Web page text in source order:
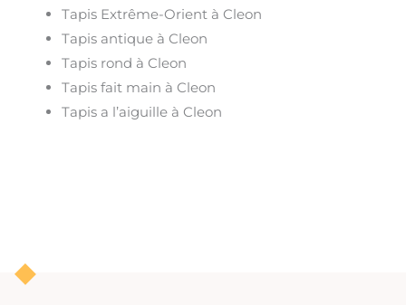
Tapis Extrême-Orient à Cleon
Tapis antique à Cleon
Tapis rond à Cleon
Tapis fait main à Cleon
Tapis a l’aiguille à Cleon